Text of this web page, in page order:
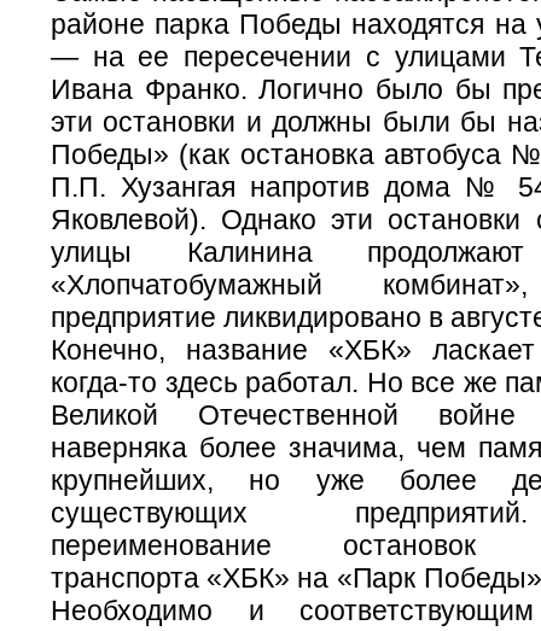
районе парка Победы находятся на
— на ее пересечении с улицами
Ивана Франко. Логично было бы
эти остановки и должны были бы
Победы» (как остановка автобуса
П.П. Хузангая напротив дома №
Яковлевой). Однако эти остановки
улицы Калинина продолжают
«Хлопчатобумажный
предприятие ликвидировано в
Конечно, название «ХБК»
когда-то здесь работал. Но все же
Великой Отечественной
наверняка более значима, чем
крупнейших, но уже более
существующих
переименование остановок
транспорта «ХБК» на «Парк
Необходимо и